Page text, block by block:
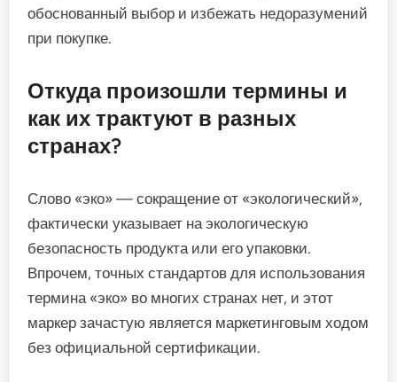
обоснованный выбор и избежать недоразумений
при покупке.
Откуда произошли термины и
как их трактуют в разных
странах?
Слово «эко» — сокращение от «экологический»,
фактически указывает на экологическую
безопасность продукта или его упаковки.
Впрочем, точных стандартов для использования
термина «эко» во многих странах нет, и этот
маркер зачастую является маркетинговым ходом
без официальной сертификации.